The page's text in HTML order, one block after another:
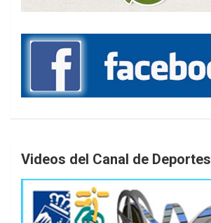
Videos del Canal de Deportes